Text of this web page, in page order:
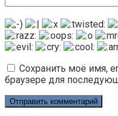
Сохранить моё имя,
браузере для